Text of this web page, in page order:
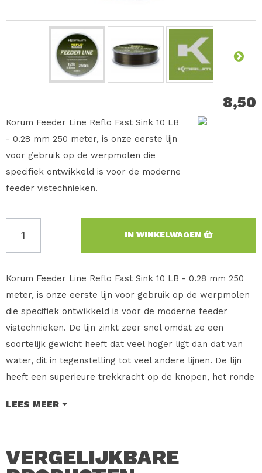
8,50
Korum Feeder Line Reflo Fast Sink 10 LB
- 0.28 mm 250 meter, is onze eerste lijn
voor gebruik op de werpmolen die
specifiek ontwikkeld is voor de moderne
feeder vistechnieken.
IN WINKELWAGEN
Korum Feeder Line Reflo Fast Sink 10 LB - 0.28 mm 250
meter, is onze eerste lijn voor gebruik op de werpmolen
die specifiek ontwikkeld is voor de moderne feeder
vistechnieken. De lijn zinkt zeer snel omdat ze een
soortelijk gewicht heeft dat veel hoger ligt dan dat van
water, dit in tegenstelling tot veel andere lijnen. De lijn
heeft een superieure trekkracht op de knopen, het ronde
te gebruiken voor het moderne feedervissen.
rond profiel, Superieure trekkracht, ook op de knopen,
LEES MEER
VERGELIJKBARE